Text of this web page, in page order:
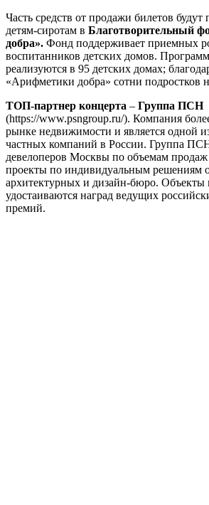
Часть средств от продажи билетов
детям-сиротам в Благотворительный
добра». Фонд поддерживает приемных
воспитанников детских домов.
реализуются в 95 детских домах;
«Арифметики добра» сотни подростков
ТОП-партнер концерта – Группа ПСН
(https://www.psngroup.ru/). Компания
рынке недвижимости и является одной
частных компаний в России. Группа
девелоперов Москвы по объемам
проекты по индивидуальным решениям
архитектурных и дизайн-бюро. Объекты
удостаиваются наград ведущих
премий.